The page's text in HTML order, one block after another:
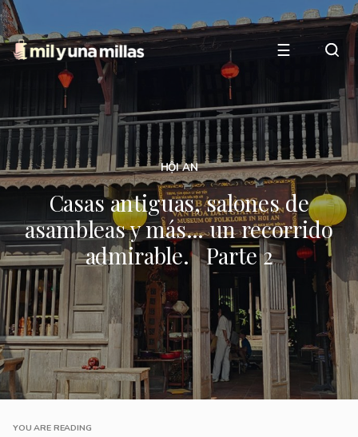
☰
HỘI AN
Casas antiguas, salones de
asambleas y más… un recorrido
admirable. Parte 2
YOU ARE READING